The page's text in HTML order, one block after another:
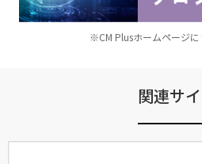
※CM Plusホームページ
関連サ